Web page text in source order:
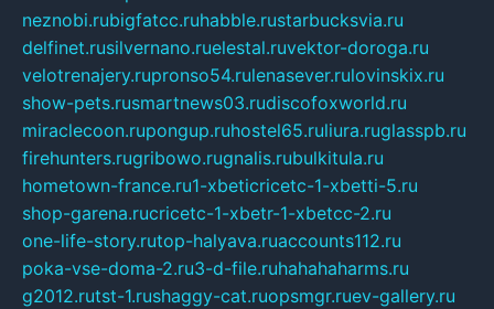
neznobi.rubigfatcc.ruhabble.rustarbucksvia.ru
delfinet.rusilvernano.ruelestal.ruvektor-doroga.ru
velotrenajery.rupronso54.rulenasever.rulovinskix.ru
show-pets.rusmartnews03.rudiscofoxworld.ru
miraclecoon.rupongup.ruhostel65.ruliura.ruglasspb.ru
firehunters.rugribowo.rugnalis.rubulkitula.ru
hometown-france.ru1-xbeticricetc-1-xbetti-5.ru
shop-garena.rucricetc-1-xbetr-1-xbetcc-2.ru
one-life-story.rutop-halyava.ruaccounts112.ru
poka-vse-doma-2.ru3-d-file.ruhahahaharms.ru
g2012.rutst-1.rushaggy-cat.ruopsmgr.ruev-gallery.ru